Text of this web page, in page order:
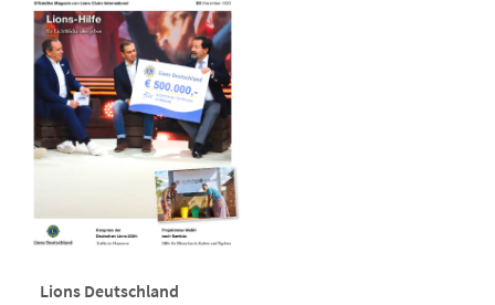
Lions Deutschland